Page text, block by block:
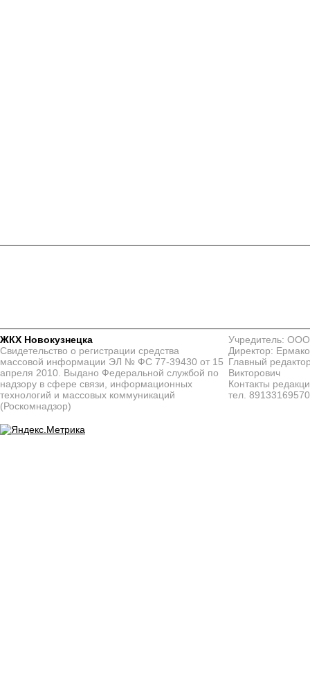
ЖКХ Новокузнецка
Свидетельство о регистрации средства
массовой информации ЭЛ № ФС 77-39430 от 15
апреля 2010. Выдано Федеральной службой по
надзору в сфере связи, информационных
технологий и массовых коммуникаций
(Роскомнадзор)
Учредитель:
Директор:
Главный
Викторович
Контакты
тел. 89133169570